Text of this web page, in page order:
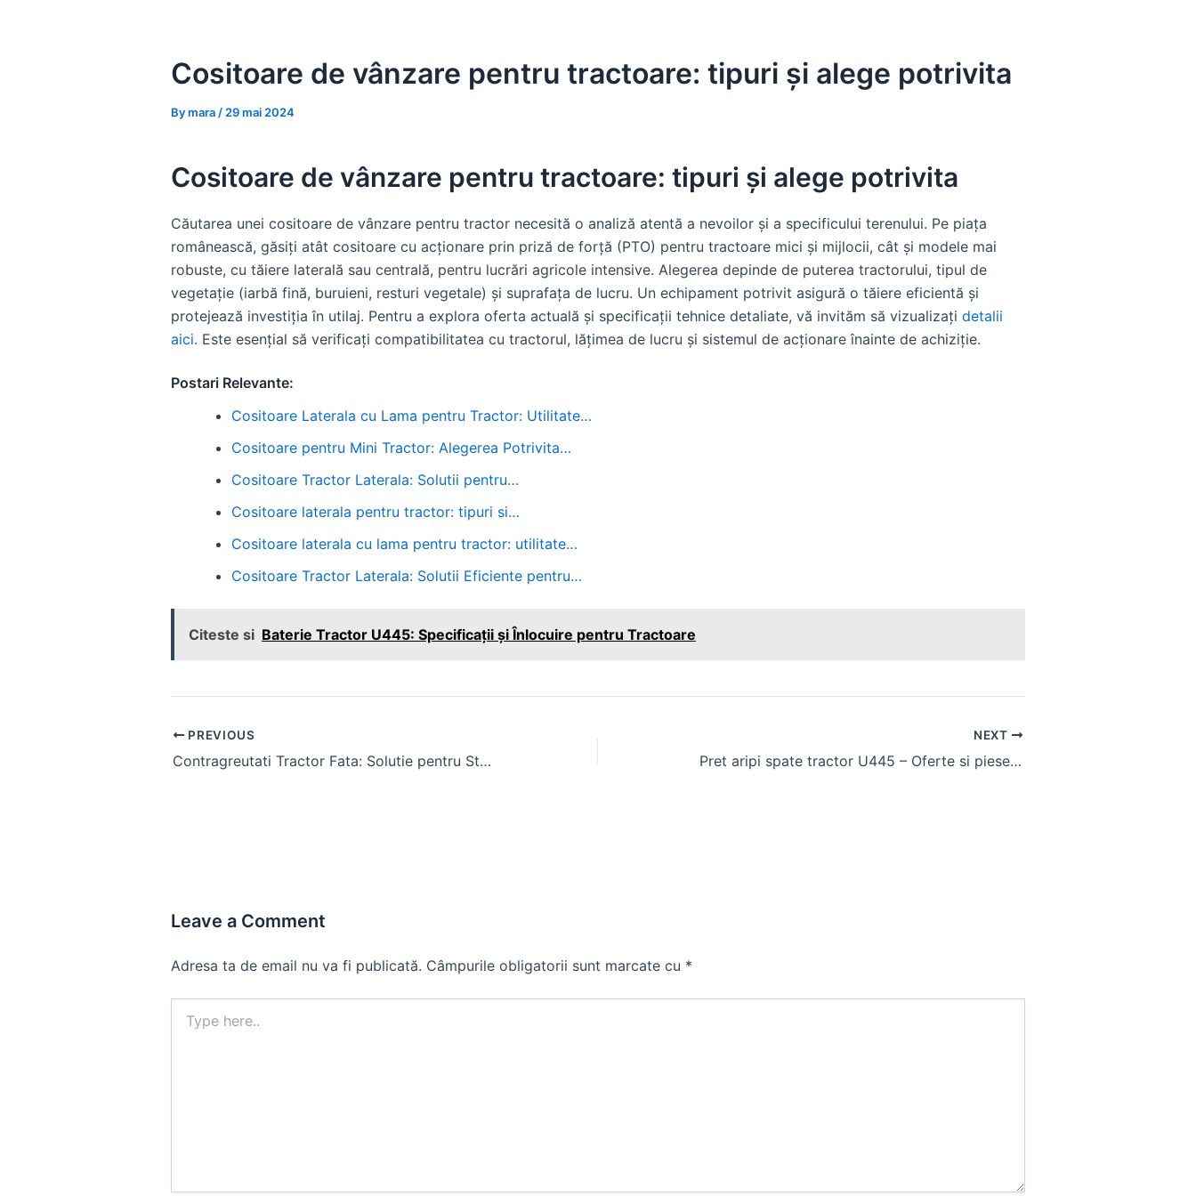
Cositoare de vânzare pentru tractoare: tipuri și alege potrivita
Bymara / 29 mai 2024
Cositoare de vânzare pentru tractoare: tipuri și alege potrivita
Căutarea unei cositoare de vânzare pentru tractor necesită o analiză atentă a nevoilor și a specificului terenului. Pe piața
românească, găsiți atât cositoare cu acționare prin priză de forță (PTO) pentru tractoare mici și mijlocii, cât și modele mai
robuste, cu tăiere laterală sau centrală, pentru lucrări agricole intensive. Alegerea depinde de puterea tractorului, tipul de
vegetație (iarbă fină, buruieni, resturi vegetale) și suprafața de lucru. Un echipament potrivit asigură o tăiere eficientă și
protejează investiția în utilaj. Pentru a explora oferta actuală și specificații tehnice detaliate, vă invităm să vizualizați detalii
aici. Este esențial să verificați compatibilitatea cu tractorul, lățimea de lucru și sistemul de acționare înainte de achiziție.
Postari Relevante:
Cositoare Laterala cu Lama pentru Tractor: Utilitate…
Cositoare pentru Mini Tractor: Alegerea Potrivita…
Cositoare Tractor Laterala: Solutii pentru…
Cositoare laterala pentru tractor: tipuri si…
Cositoare laterala cu lama pentru tractor: utilitate…
Cositoare Tractor Laterala: Solutii Eficiente pentru…
Citeste si Baterie Tractor U445: Specificații și Înlocuire pentru Tractoare
Post
navigation
PREVIOUS
Contragreutati Tractor Fata: Solutie pentru Stabilitate si Siguranta
NEXT
Pret aripi spate tractor U445 – Oferte si piese de schimb
Leave a Comment
Adresa ta de email nu va fi publicată. Câmpurile obligatorii sunt marcate cu *
here..